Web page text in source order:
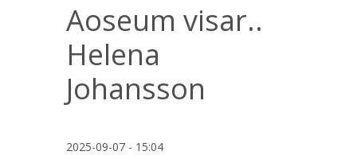
Aoseum visar..
Helena
Johansson
2025-09-07 - 15:04